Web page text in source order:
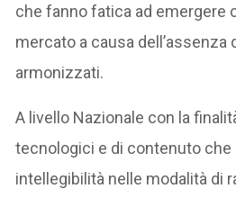
che fanno fatica ad emergere
mercato a causa dell’assenza
armonizzati.
A livello Nazionale con la
tecnologici e di contenuto che
intellegibilità nelle modalità di